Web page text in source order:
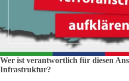
Wer ist verantwortlich für diesen
Infrastruktur?